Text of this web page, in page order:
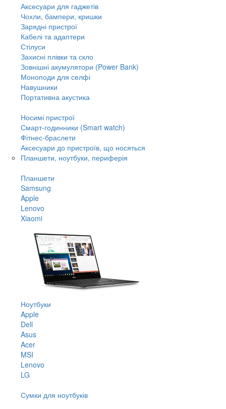
Аксесуари для гаджетів
Чохли, бампери, кришки
Зарядні пристрої
Кабелі та адаптери
Стілуси
Захисні плівки та скло
Зовнішні акумулятори (Power Bank)
Моноподи для селфі
Навушники
Портативна акустика
Носимі пристрої
Смарт-годинники (Smart watch)
Фітнес-браслети
Аксесуари до пристроїв, що носяться
Планшети, ноутбуки, периферія
Планшети
Samsung
Apple
Lenovo
Xiaomi
Ноутбуки
Apple
Dell
Asus
Acer
MSI
Lenovo
LG
Сумки для ноутбуків